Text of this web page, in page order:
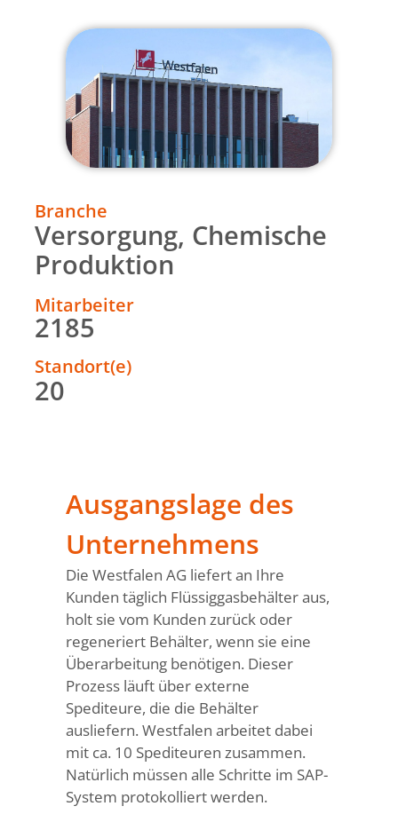
Branche
Versorgung, Chemische
Produktion
Mitarbeiter
2185
Standort(e)
20
Ausgangslage des
Unternehmens
Die Westfalen AG liefert an Ihre
Kunden täglich Flüssiggasbehälter aus,
holt sie vom Kunden zurück oder
regeneriert Behälter, wenn sie eine
Überarbeitung benötigen. Dieser
Prozess läuft über externe
Spediteure, die die Behälter
ausliefern. Westfalen arbeitet dabei
mit ca. 10 Spediteuren zusammen.
Natürlich müssen alle Schritte im SAP-
System protokolliert werden.